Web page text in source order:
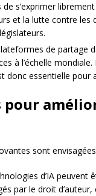
s’exprimer
et la lutte contre les
de partage
à l’échelle
essentielle pour
pour
sont
d’IA peuvent
par le droit